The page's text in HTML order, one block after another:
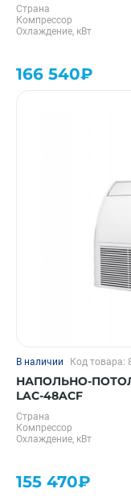
Страна
Компрессор
Охлаждение, кВт
166 540₽
В наличии Код товара:
НАПОЛЬНО-
LAC-48ACF
Страна
Компрессор
Охлаждение, кВт
155 470₽